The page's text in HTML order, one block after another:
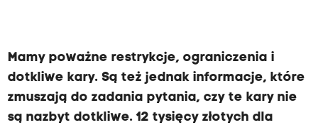
Mamy poważne restrykcje, ograniczenia i
dotkliwe kary. Są też jednak informacje, które
zmuszają do zadania pytania, czy te kary nie
są nazbyt dotkliwe. 12 tysięcy złotych dla